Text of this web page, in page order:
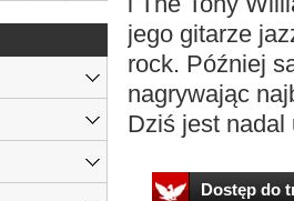
jego gitarze
rock. Później
nagrywając
Dziś jest nadal
Dostęp do